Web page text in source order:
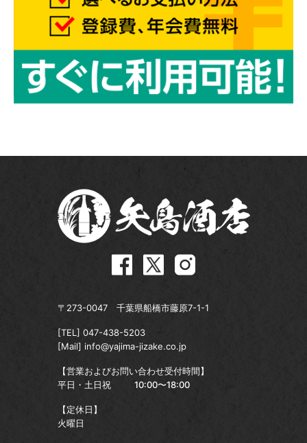
〒273-0047 千葉県船橋市藤原7-1-1
[TEL] 047-438-5203
[Mail] info@yajima-jizake.co.jp
【営業およびお問い合わせ受付時間】
平日・土日祝
10:00〜18:00
【定休日】
火曜日